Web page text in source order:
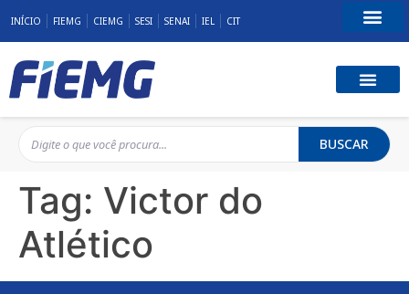
INÍCIO FIEMG CIEMG SESI SENAI IEL CIT
BUSCAR
Tag: Victor do
Atlético